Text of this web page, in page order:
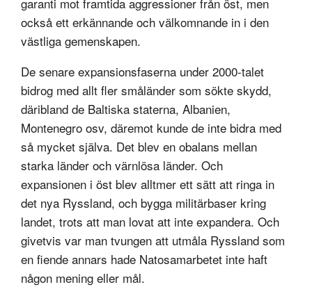
också ett erkännande och välkomnande in i den
västliga gemenskapen.
De senare expansionsfaserna under 2000-talet
bidrog med allt fler småländer som sökte skydd,
däribland de Baltiska staterna, Albanien,
Montenegro osv, däremot kunde de inte bidra med
så mycket själva. Det blev en obalans mellan
starka länder och värnlösa länder. Och
expansionen i öst blev alltmer ett sätt att ringa in
det nya Ryssland, och bygga militärbaser kring
landet, trots att man lovat att inte expandera. Och
givetvis var man tvungen att utmåla Ryssland som
en fiende annars hade Natosamarbetet inte haft
någon mening eller mål.